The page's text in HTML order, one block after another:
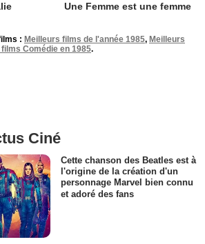
Une Femme est une femme
: Meilleurs films de l'année 1985, Meilleurs
Comédie en 1985.
Ciné
Cette chanson des Beatles est à
l'origine de la création d'un
personnage Marvel bien connu
et adoré des fans